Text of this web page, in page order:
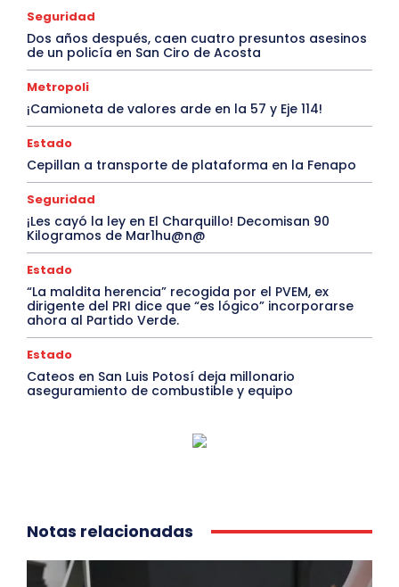
Seguridad
Dos años después, caen cuatro presuntos asesinos
de un policía en San Ciro de Acosta
Metropoli
¡Camioneta de valores arde en la 57 y Eje 114!
Estado
Cepillan a transporte de plataforma en la Fenapo
Seguridad
¡Les cayó la ley en El Charquillo! Decomisan 90
Kilogramos de Mar1hu@n@
Estado
“La maldita herencia” recogida por el PVEM, ex
dirigente del PRI dice que “es lógico” incorporarse
ahora al Partido Verde.
Estado
Cateos en San Luis Potosí deja millonario
aseguramiento de combustible y equipo
Notas relacionadas